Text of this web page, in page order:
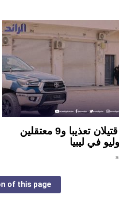
رصد الجرائم: قتيلان تعذيبا و9 معتقلين
في ليبيا
of this page